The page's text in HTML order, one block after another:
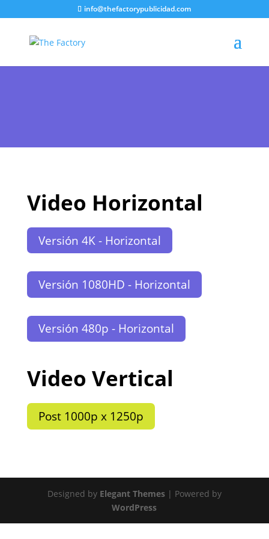
info@thefactorypublicidad.com
Video Horizontal
Versión 4K - Horizontal
Versión 1080HD - Horizontal
Versión 480p - Horizontal
Video Vertical
Post 1000p x 1250p
Designed by Elegant Themes| Powered by
WordPress